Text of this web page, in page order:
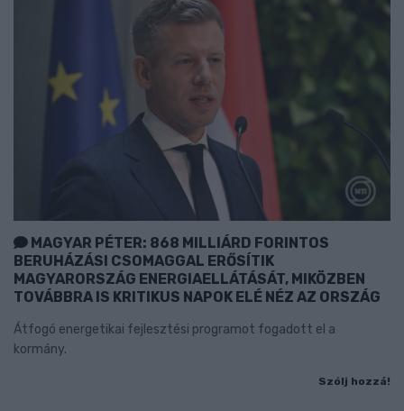
MAGYAR PÉTER: 868 MILLIÁRD FORINTOS
BERUHÁZÁSI CSOMAGGAL ERŐSÍTIK
MAGYARORSZÁG ENERGIAELLÁTÁSÁT, MIKÖZBEN
TOVÁBBRA IS KRITIKUS NAPOK ELÉ NÉZ AZ ORSZÁG
Átfogó energetikai fejlesztési programot fogadott el a
kormány.
Szólj hozzá!